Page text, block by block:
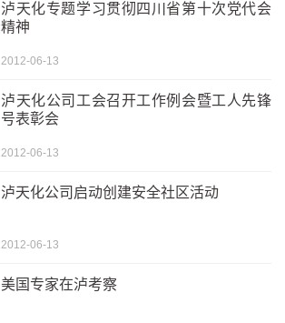
泸天化专题学习贯彻四川省第十次党代会
精神
2012-06-13
泸天化公司工会召开工作例会暨工人先锋
号表彰会
2012-06-13
泸天化公司启动创建安全社区活动
2012-06-13
美国专家在泸考察